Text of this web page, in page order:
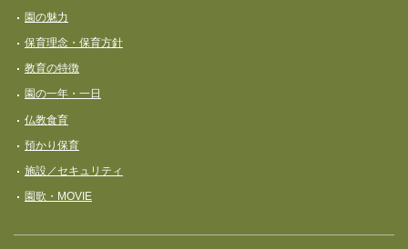
園の魅力
保育理念・保育⽅針
教育の特徴
園の一年・一日
仏教食育
預かり保育
施設／セキュリティ
園歌・MOVIE